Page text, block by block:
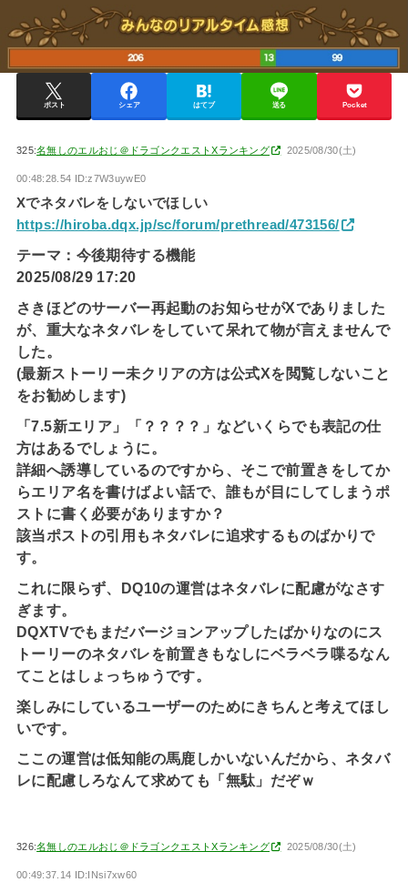
ポスト シェア はてブ 送る Pocket
325:名無しのエルおじ＠ドラゴンクエストXランキング 2025/08/30(土)
00:48:28.54 ID:z7W3uywE0
Xでネタバレをしないでほしい
https://hiroba.dqx.jp/sc/forum/prethread/473156/
テーマ：今後期待する機能
2025/08/29 17:20
さきほどのサーバー再起動のお知らせがXでありました
が、重大なネタバレをしていて呆れて物が言えませんで
した。
(最新ストーリー未クリアの方は公式Xを閲覧しないこと
をお勧めします)
「7.5新エリア」「？？？？」などいくらでも表記の仕
方はあるでしょうに。
詳細へ誘導しているのですから、そこで前置きをしてか
らエリア名を書けばよい話で、誰もが目にしてしまうポ
ストに書く必要がありますか？
該当ポストの引用もネタバレに追求するものばかりで
す。
これに限らず、DQ10の運営はネタバレに配慮がなさす
ぎます。
DQXTVでもまだバージョンアップしたばかりなのにス
トーリーのネタバレを前置きもなしにベラベラ喋るなん
てことはしょっちゅうです。
楽しみにしているユーザーのためにきちんと考えてほし
いです。
ここの運営は低知能の馬鹿しかいないんだから、ネタバ
レに配慮しろなんて求めても「無駄」だぞｗ
326:名無しのエルおじ＠ドラゴンクエストXランキング 2025/08/30(土)
00:49:37.14 ID:INsi7xw60